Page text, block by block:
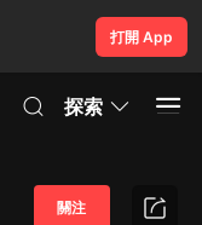
打開 App
探索
關注